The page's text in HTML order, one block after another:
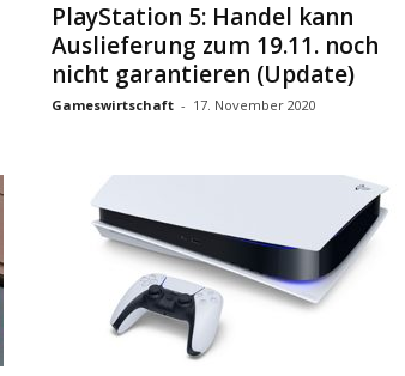
PlayStation 5: Handel kann
Auslieferung zum 19.11. noch
nicht garantieren (Update)
Gameswirtschaft - 17. November 2020